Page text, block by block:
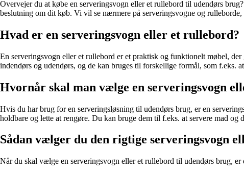
Overvejer du at købe en serveringsvogn eller et rullebord til udendørs
beslutning om dit køb. Vi vil se nærmere på serveringsvogne og
Hvad er en serveringsvogn eller et rullebord?
En serveringsvogn eller et rullebord er et praktisk og funktionelt møbel,
indendørs og udendørs, og de kan bruges til forskellige formål, som f.eks.
Hvornår skal man vælge en serveringsvogn
Hvis du har brug for en serveringsløsning til udendørs brug, er en
holdbare og lette at rengøre. Du kan bruge dem til f.eks. at servere mad
Sådan vælger du den rigtige serveringsvogn
Når du skal vælge en serveringsvogn eller et rullebord til udendørs brug, er